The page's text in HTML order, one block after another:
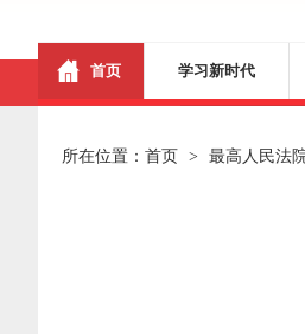
首页 学习新时代
所在位置： 首页 > 最高人民法